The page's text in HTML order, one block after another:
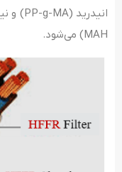
MAH) می‌شود.